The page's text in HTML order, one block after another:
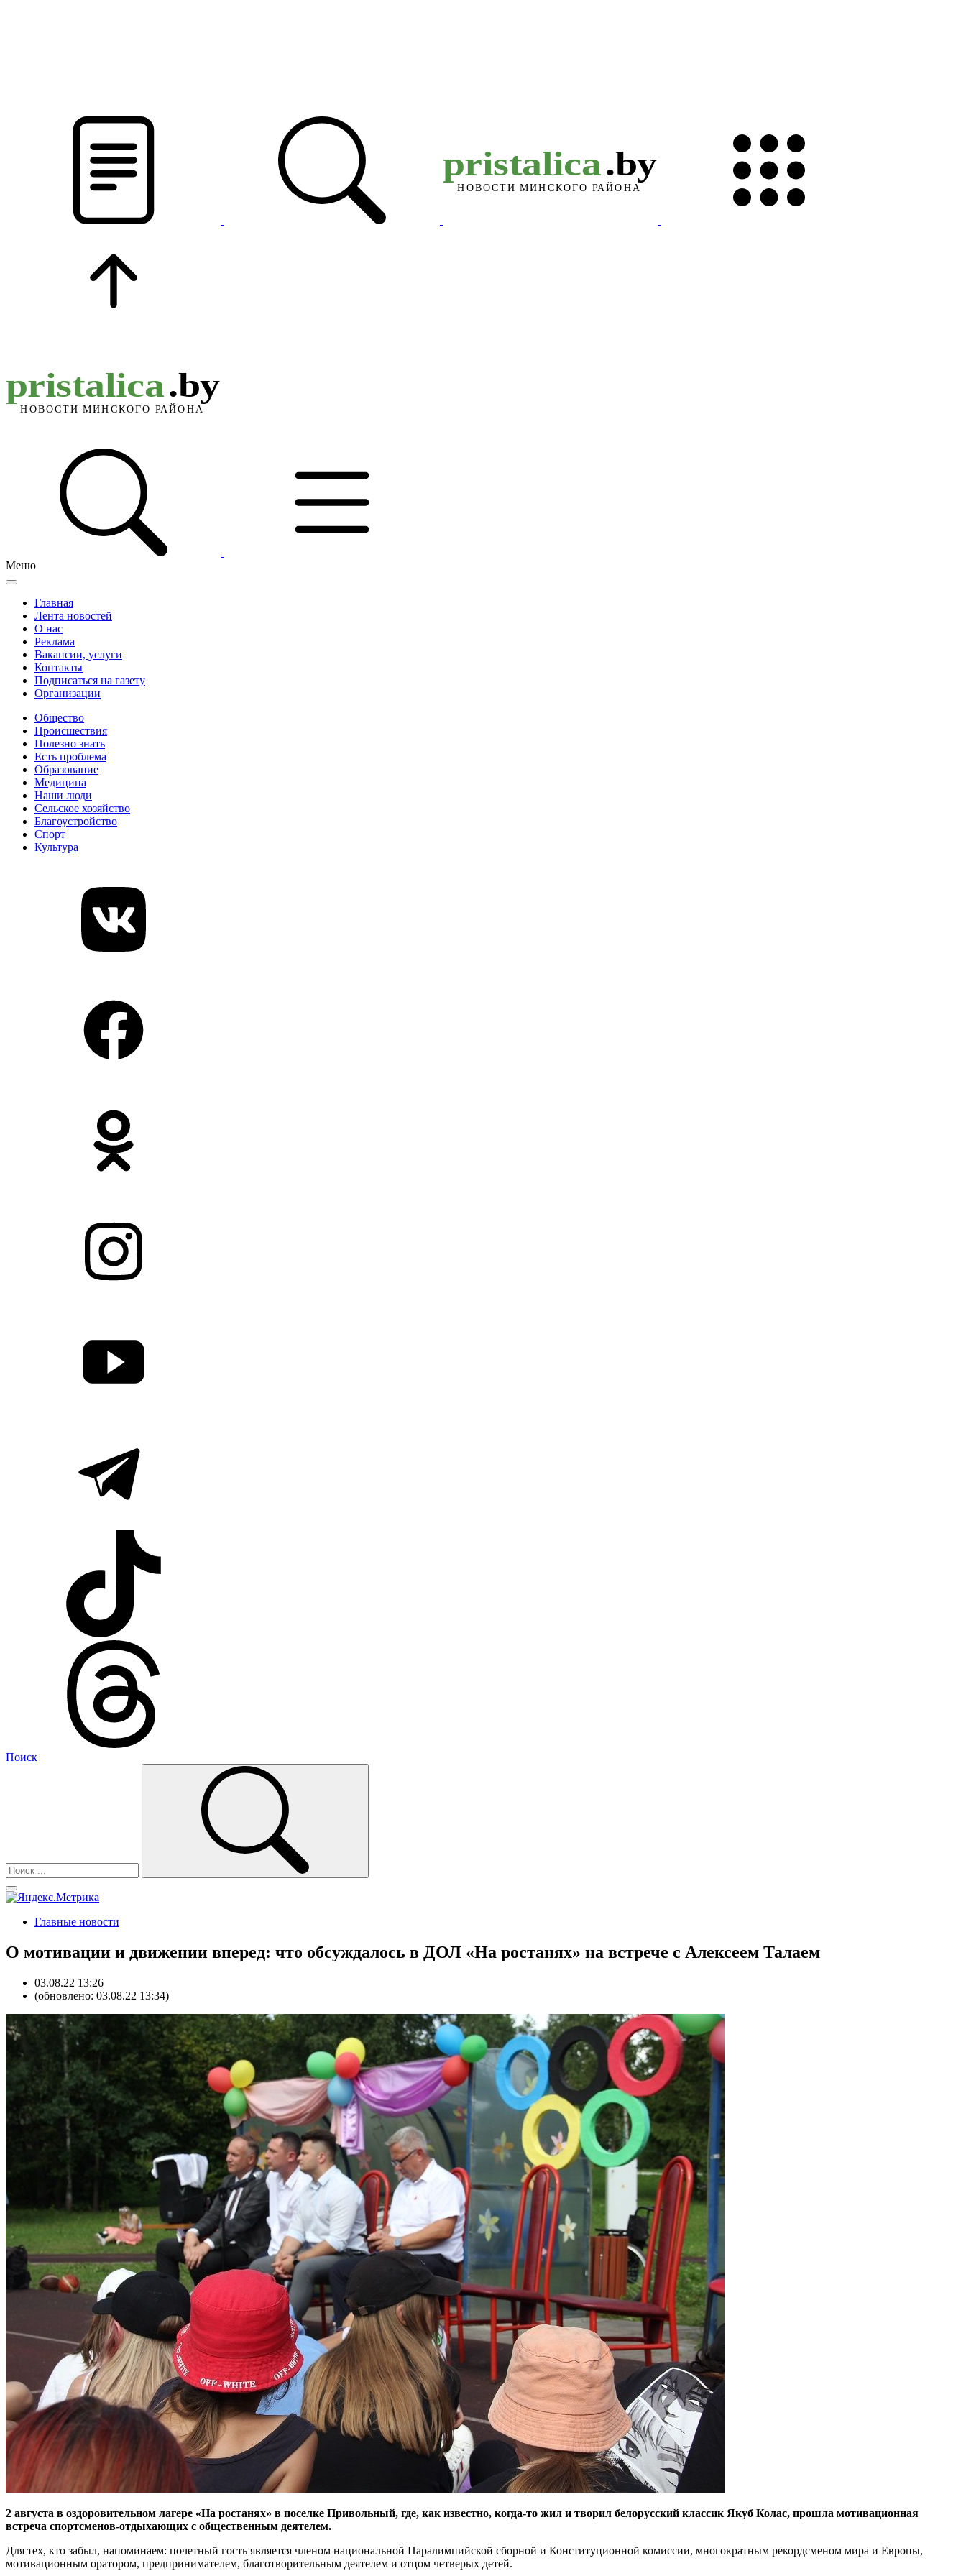
Меню
Главная
Лента новостей
О нас
Реклама
Вакансии, услуги
Контакты
Подписаться на газету
Организации
Общество
Происшествия
Полезно знать
Есть проблема
Образование
Медицина
Наши люди
Сельское хозяйство
Благоустройство
Спорт
Культура
Поиск
Главные новости
О мотивации и движении вперед: что обсуждалось в ДОЛ «На ростанях» на встрече с Алексеем Талаем
03.08.22 13:26
(обновлено: 03.08.22 13:34)
2 августа в оздоровительном лагере «На ростанях» в поселке Привольный, где, как известно, когда-то жил и творил белорусский классик Якуб Колас, прошла мотивационная
встреча спортсменов-отдыхающих с общественным деятелем.
Для тех, кто забыл, напоминаем: почетный гость является членом национальной Паралимпийской сборной и Конституционной комиссии, многократным рекордсменом мира и Европы,
мотивационным оратором, предпринимателем, благотворительным деятелем и отцом четверых детей.